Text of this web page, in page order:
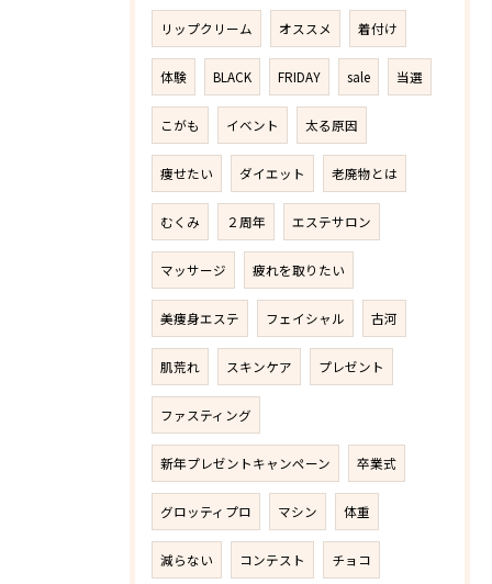
リップクリーム オススメ 着付け
体験 BLACK FRIDAY sale 当選
こがも イベント 太る原因
痩せたい ダイエット 老廃物とは
むくみ ２周年 エステサロン
マッサージ 疲れを取りたい
美痩身エステ フェイシャル 古河
肌荒れ スキンケア プレゼント
ファスティング
新年プレゼントキャンペーン 卒業式
グロッティプロ マシン 体重
減らない コンテスト チョコ